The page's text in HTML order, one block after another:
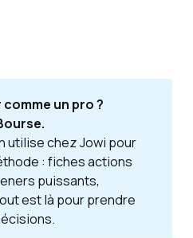
un pro ?
utilise chez Jowi pour
: fiches actions
puissants,
est là pour prendre